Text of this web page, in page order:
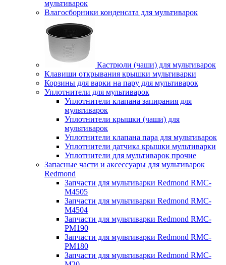
мультиварок
Влагосборники конденсата для мультиварок
Кастрюли (чаши) для мультиварок
Клавиши открывания крышки мультиварки
Корзины для варки на пару для мультиварок
Уплотнители для мультиварок
Уплотнители клапана запирания для
мультиварок
Уплотнители крышки (чаши) для
мультиварок
Уплотнители клапана пара для мультиварок
Уплотнители датчика крышки мультиварки
Уплотнители для мультиварок прочие
Запасные части и аксессуары для мультиварок
Redmond
Запчасти для мультиварки Redmond RMC-
M4505
Запчасти для мультиварки Redmond RMC-
M4504
Запчасти для мультиварки Redmond RMC-
PM190
Запчасти для мультиварки Redmond RMC-
PM180
Запчасти для мультиварки Redmond RMC-